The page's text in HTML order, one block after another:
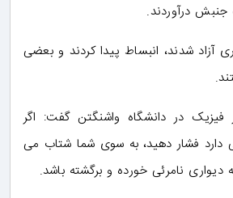
درآوردند.
آزاد شدند، انبساط پیدا کردند و بعضی
فیزیک در دانشگاه واشنگتن گفت: اگر
دارد فشار دهید، به سوی شما شتاب می
دیواری نامرئی خورده و برگشته باشد.